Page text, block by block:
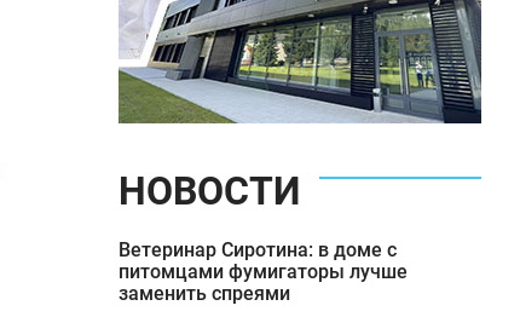
НОВОСТИ
Ветеринар Сиротина: в доме с
питомцами фумигаторы лучше
заменить спреями